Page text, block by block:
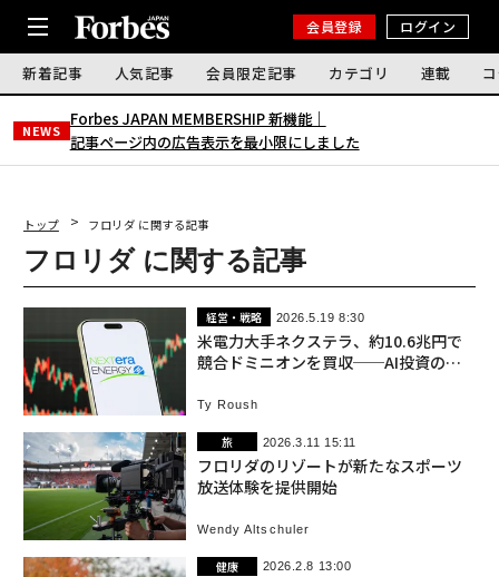
会員登録 ログイン
新着記事 人気記事 会員限定記事 カテゴリ 連載
NEWS
Forbes JAPAN MEMBERSHIP 新機能｜
記事ページ内の広告表示を最小限にしました
トップ フロリダ に関する記事
フロリダ に関する記事
経営・戦略 2026.5.19 8:30
米電力大手ネクステラ、約10.6兆円で
競合ドミニオンを買収──AI投資の加
Ty Roush
旅 2026.3.11 15:11
フロリダのリゾートが新たなスポーツ
放送体験を提供開始
Wendy Altschuler
健康 2026.2.8 13:00